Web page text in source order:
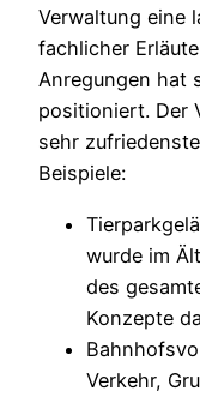
Verwaltung eine
fachlicher
Anregungen hat
positioniert. Der
sehr
Beispiele:
wurde im
des
Konzepte
Verkehr,